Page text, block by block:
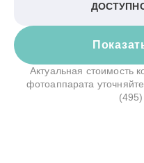
Актуальная стоимость
фотоаппарата